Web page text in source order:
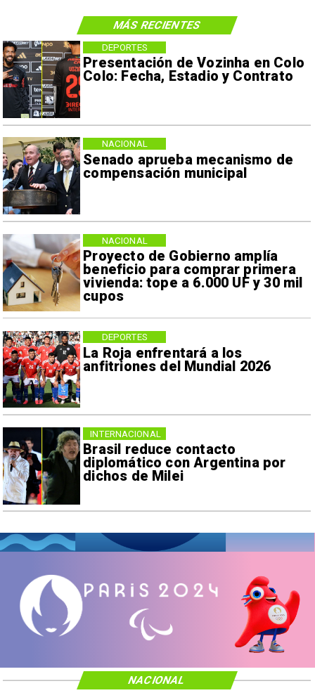
Presentación de Vozinha en Colo
Colo: Fecha, Estadio y Contrato
DEPORTES
Senado aprueba mecanismo de
compensación municipal
NACIONAL
Proyecto de Gobierno amplía
beneficio para comprar primera
vivienda: tope a 6.000 UF y 30 mil
cupos
NACIONAL
La Roja enfrentará a los
anfitriones del Mundial 2026
DEPORTES
Brasil reduce contacto
diplomático con Argentina por
dichos de Milei
INTERNACIONAL
MÁS RECIENTES
NACIONAL